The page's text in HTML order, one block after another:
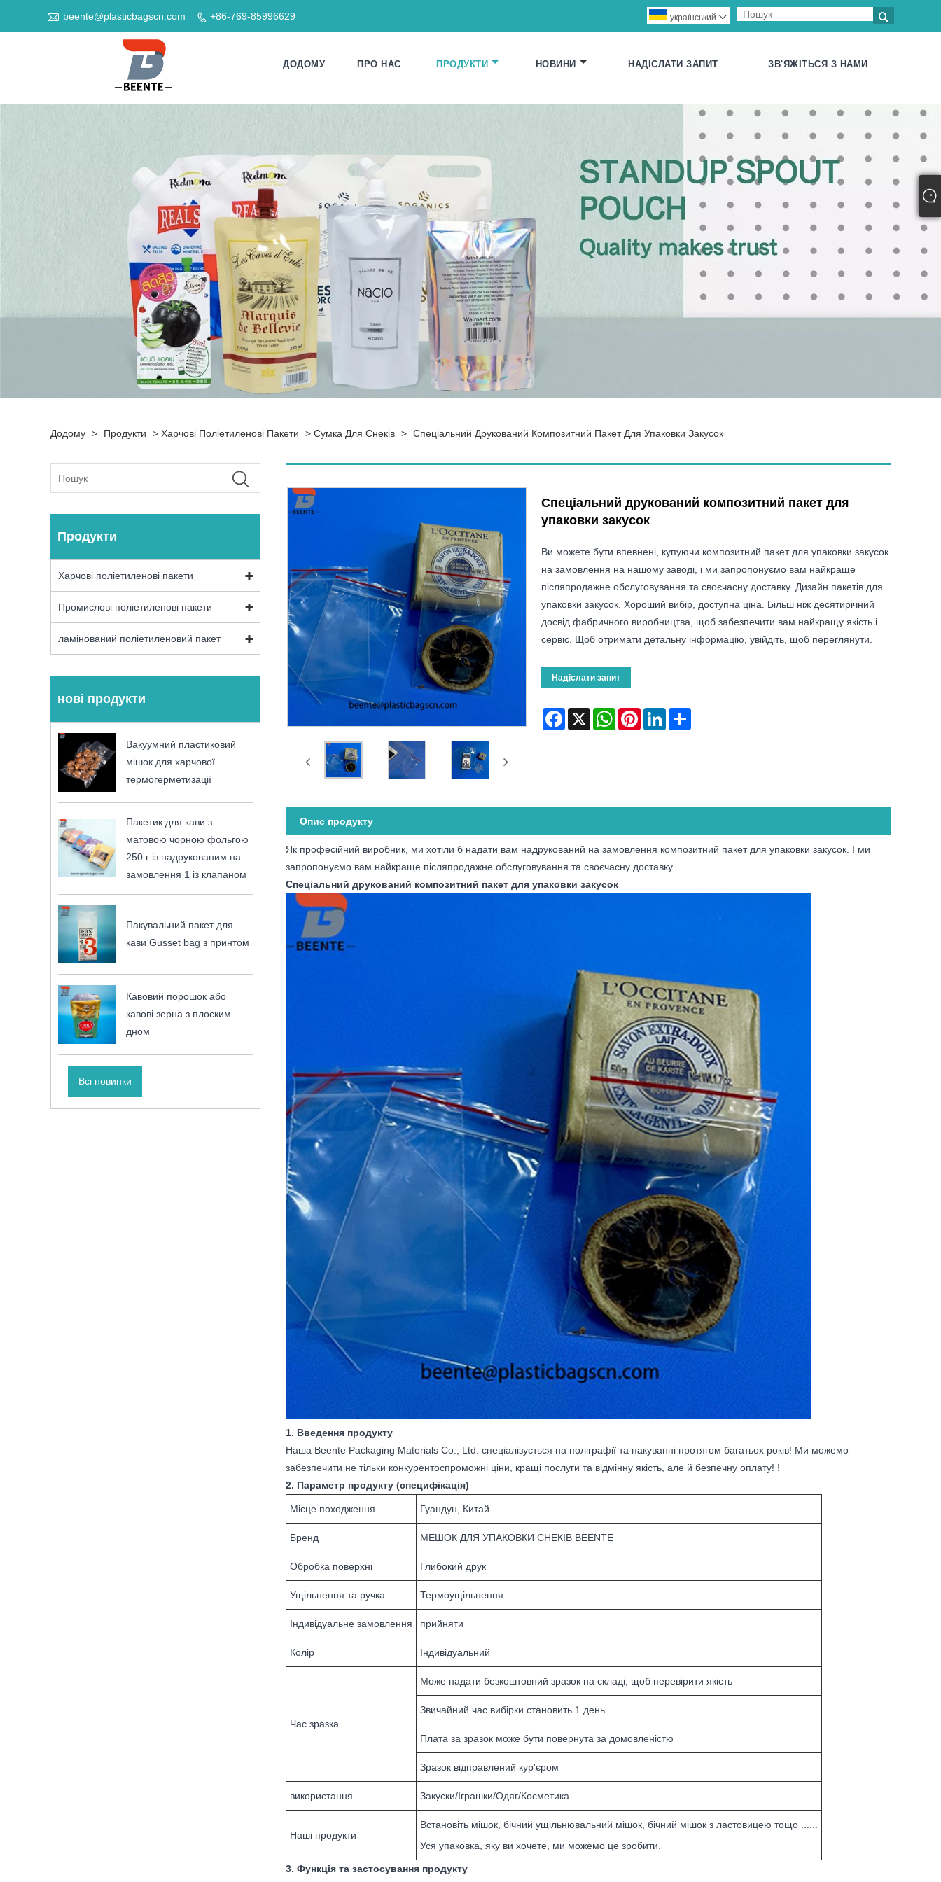
 beente@plasticbagscn.com  +86-769-85996629 
український 
ДОДОМУ ПРО НАС ПРОДУКТИ НОВИНИ НАДІСЛАТИ ЗАПИТ ЗВ'ЯЖІТЬСЯ З НАМИ
Додому > Продукти > Харчові Поліетиленові Пакети > Сумка Для Снеків > Спеціальний Друкований Композитний Пакет Для Упаковки Закусок
Продукти
Харчові поліетиленові пакети
Промислові поліетиленові пакети
ламінований поліетиленовий пакет
нові продукти
Вакуумний пластиковий
мішок для харчової
термогерметизації
Пакетик для кави з
матовою чорною фольгою
250 г із надрукованим на
замовлення 1 із клапаном
Пакувальний пакет для
кави Gusset bag з принтом
Кавовий порошок або
кавові зерна з плоским
дном
Всі новинки
Спеціальний друкований композитний пакет для
упаковки закусок
Ви можете бути впевнені, купуючи композитний пакет для упаковки закусок
на замовлення на нашому заводі, і ми запропонуємо вам найкраще
післяпродажне обслуговування та своєчасну доставку. Дизайн пакетів для
упаковки закусок. Хороший вибір, доступна ціна. Більш ніж десятирічний
досвід фабричного виробництва, щоб забезпечити вам найкращу якість і
сервіс. Щоб отримати детальну інформацію, увійдіть, щоб переглянути.
Надіслати запит
Facebook
X WhatsAppPinterestLinkedInShare
Опис продукту
Як професійний виробник, ми хотіли б надати вам надрукований на замовлення композитний пакет для упаковки закусок. І ми
запропонуємо вам найкраще післяпродажне обслуговування та своєчасну доставку.
Спеціальний друкований композитний пакет для упаковки закусок
1. Введення продукту
Наша Beente Packaging Materials Co., Ltd. спеціалізується на поліграфії та пакуванні протягом багатьох років! Ми можемо
забезпечити не тільки конкурентоспроможні ціни, кращі послуги та відмінну якість, але й безпечну оплату! !
2. Параметр продукту (специфікація)
Місце походження Гуандун, Китай
Бренд МЕШОК ДЛЯ УПАКОВКИ СНЕКІВ BEENTE
Обробка поверхні Глибокий друк
Ущільнення та ручка Термоущільнення
Індивідуальне замовлення прийняти
Колір Індивідуальний
Час зразка
Може надати безкоштовний зразок на складі, щоб перевірити якість
Звичайний час вибірки становить 1 день
Плата за зразок може бути повернута за домовленістю
Зразок відправлений кур'єром
використання Закуски/Іграшки/Одяг/Косметика
Наші продукти
Встановіть мішок, бічний ущільнювальний мішок, бічний мішок з ластовицею тощо ......
Уся упаковка, яку ви хочете, ми можемо це зробити.
3. Функція та застосування продукту